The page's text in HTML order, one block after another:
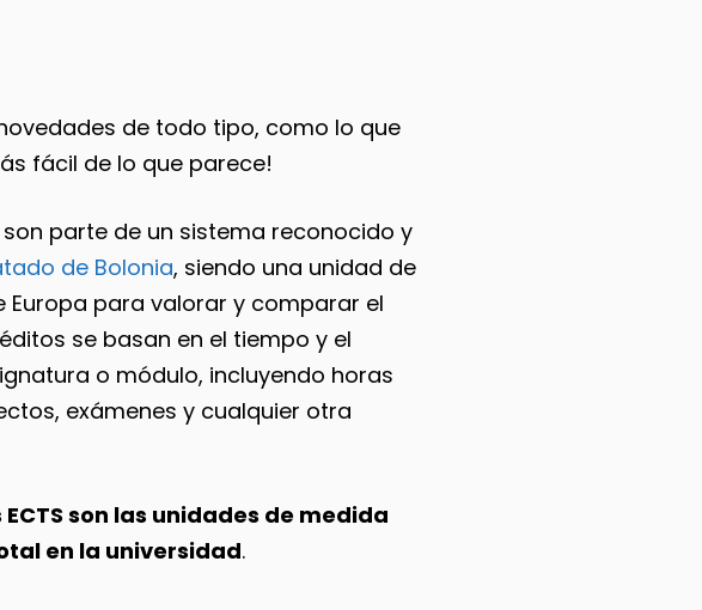
de todo tipo, como lo que
fácil de lo que parece!
son parte de un sistema reconocido y
de Bolonia, siendo una unidad de
para valorar y comparar el
se basan en el tiempo y el
o módulo, incluyendo horas
exámenes y cualquier otra
son las unidades de medida
en la universidad.